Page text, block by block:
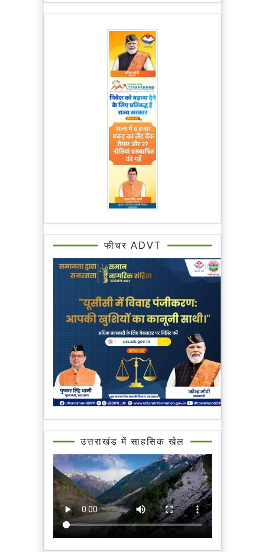
फीचर ADVT
उत्तराखंड में साहसिक खेल